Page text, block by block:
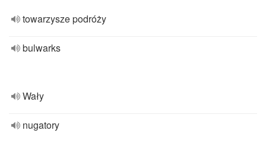
towarzysze podróży
bulwarks
Wały
nugatory